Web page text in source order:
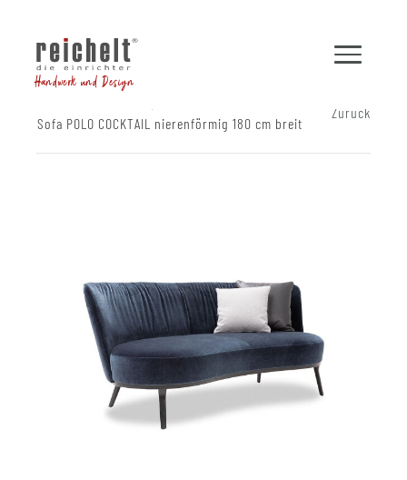
Handwerk und Design
Sofa POLO COCKTAIL nierenförmig 180 cm breit
Zurück